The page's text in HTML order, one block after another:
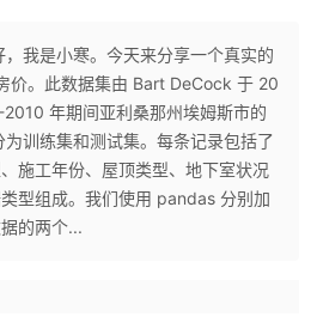
，我是小寒。今天来分享一个真实的
价。此数据集由 Bart DeCock 于 20
年期间亚利桑那州埃姆斯市的
训练集和测试集。每条记录包括了
施⼯年份、屋顶类型、地下室状况
型组成。我们使⽤ pandas 分别加
的两个...